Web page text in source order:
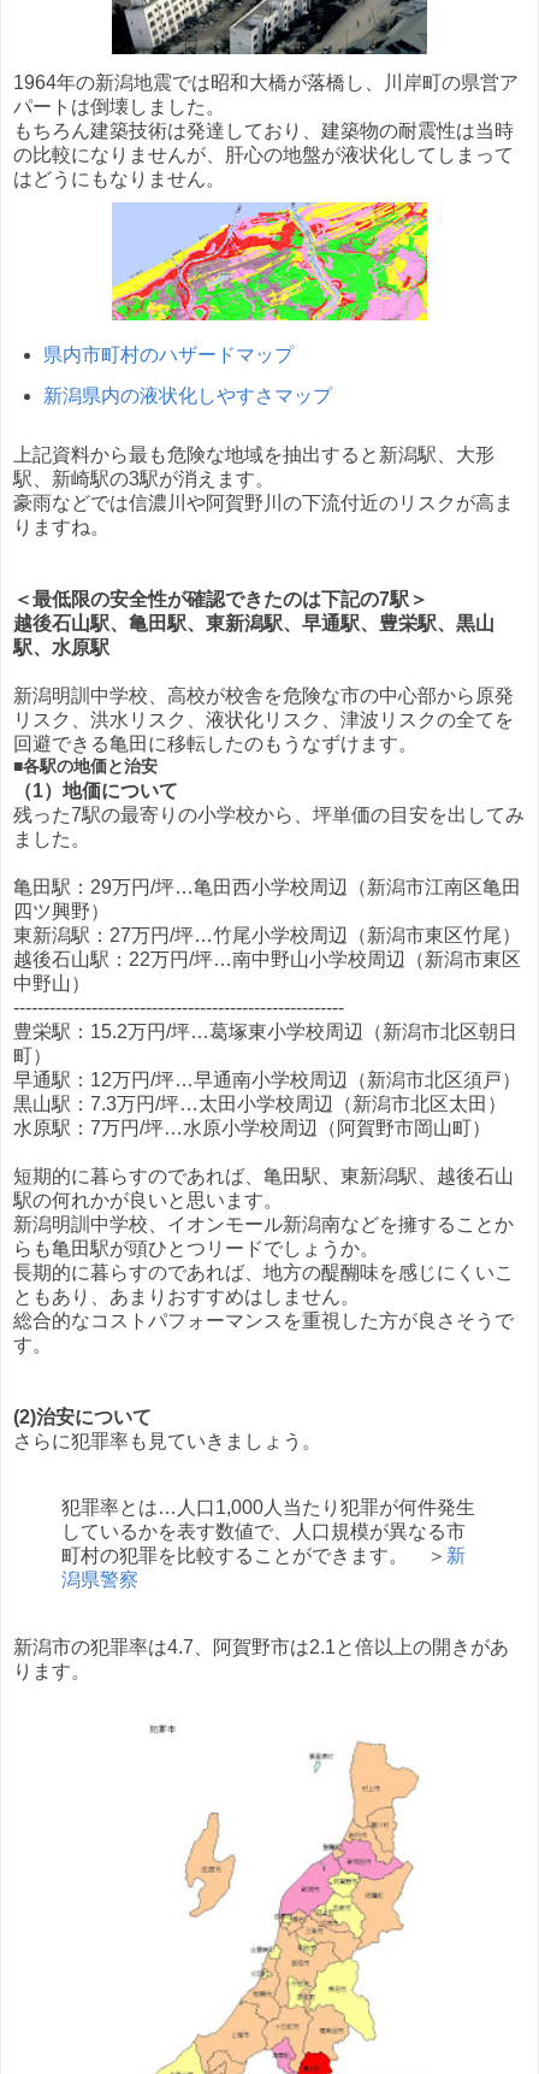
1964年の新潟地震では昭和大橋が落橋し、川岸町の県営ア
パートは倒壊しました。
もちろん建築技術は発達しており、建築物の耐震性は当時
の比較になりませんが、肝心の地盤が液状化してしまって
はどうにもなりません。
県内市町村のハザードマップ
新潟県内の液状化しやすさマップ
上記資料から最も危険な地域を抽出すると新潟駅、大形
駅、新崎駅の3駅が消えます。
豪雨などでは信濃川や阿賀野川の下流付近のリスクが高ま
りますね。
＜最低限の安全性が確認できたのは下記の7駅＞
越後石山駅、亀田駅、東新潟駅、早通駅、豊栄駅、黒山
駅、水原駅
新潟明訓中学校、高校が校舎を危険な市の中心部から原発
リスク、洪水リスク、液状化リスク、津波リスクの全てを
回避できる亀田に移転したのもうなずけます。
■各駅の地価と治安
（1）地価について
残った7駅の最寄りの小学校から、坪単価の目安を出してみ
ました。
亀田駅：29万円/坪…亀田西小学校周辺（新潟市江南区亀田
四ツ興野）
東新潟駅：27万円/坪…竹尾小学校周辺（新潟市東区竹尾）
越後石山駅：22万円/坪…南中野山小学校周辺（新潟市東区
中野山）
-------------------------------------------------------
豊栄駅：15.2万円/坪…葛塚東小学校周辺（新潟市北区朝日
町）
早通駅：12万円/坪…早通南小学校周辺（新潟市北区須戸）
黒山駅：7.3万円/坪…太田小学校周辺（新潟市北区太田）
水原駅：7万円/坪…水原小学校周辺（阿賀野市岡山町）
短期的に暮らすのであれば、亀田駅、東新潟駅、越後石山
駅の何れかが良いと思います。
新潟明訓中学校、イオンモール新潟南などを擁することか
らも亀田駅が頭ひとつリードでしょうか。
長期的に暮らすのであれば、地方の醍醐味を感じにくいこ
ともあり、あまりおすすめはしません。
総合的なコストパフォーマンスを重視した方が良さそうで
す。
(2)治安について
さらに犯罪率も見ていきましょう。
犯罪率とは…人口1,000人当たり犯罪が何件発生
しているかを表す数値で、人口規模が異なる市
町村の犯罪を比較することができます。 ＞ 新
潟県警察
新潟市の犯罪率は4.7、阿賀野市は2.1と倍以上の開きがあ
ります。